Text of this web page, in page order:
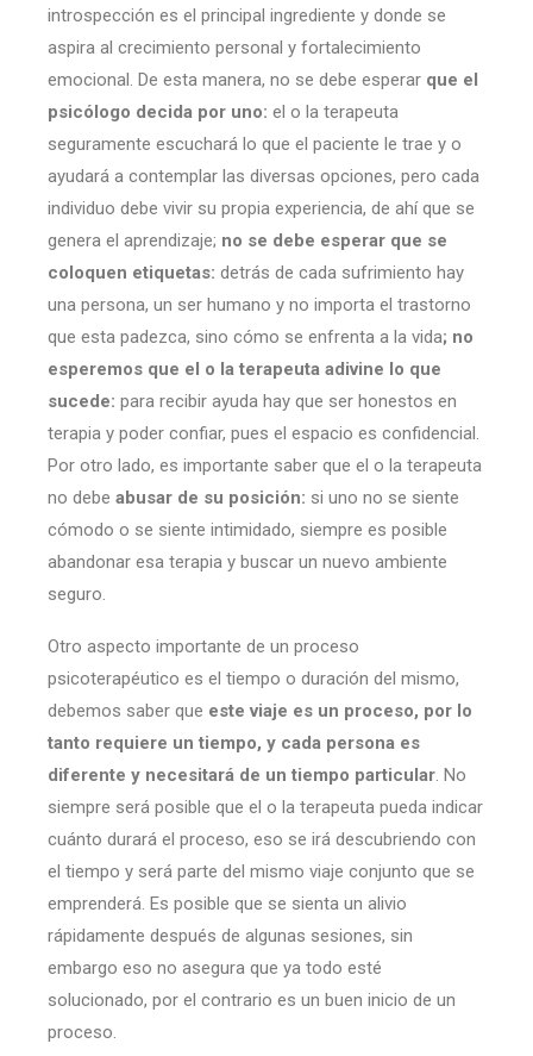
introspección es el principal ingrediente y donde se
aspira al crecimiento personal y fortalecimiento
emocional. De esta manera, no se debe esperar que el
psicólogo decida por uno: el o la terapeuta
seguramente escuchará lo que el paciente le trae y o
ayudará a contemplar las diversas opciones, pero cada
individuo debe vivir su propia experiencia, de ahí que se
genera el aprendizaje; no se debe esperar que se
coloquen etiquetas: detrás de cada sufrimiento hay
una persona, un ser humano y no importa el trastorno
que esta padezca, sino cómo se enfrenta a la vida; no
esperemos que el o la terapeuta adivine lo que
sucede: para recibir ayuda hay que ser honestos en
terapia y poder confiar, pues el espacio es confidencial.
Por otro lado, es importante saber que el o la terapeuta
no debe abusar de su posición: si uno no se siente
cómodo o se siente intimidado, siempre es posible
abandonar esa terapia y buscar un nuevo ambiente
seguro.
Otro aspecto importante de un proceso
psicoterapéutico es el tiempo o duración del mismo,
debemos saber que este viaje es un proceso, por lo
tanto requiere un tiempo, y cada persona es
diferente y necesitará de un tiempo particular. No
siempre será posible que el o la terapeuta pueda indicar
cuánto durará el proceso, eso se irá descubriendo con
el tiempo y será parte del mismo viaje conjunto que se
emprenderá. Es posible que se sienta un alivio
rápidamente después de algunas sesiones, sin
embargo eso no asegura que ya todo esté
solucionado, por el contrario es un buen inicio de un
proceso.